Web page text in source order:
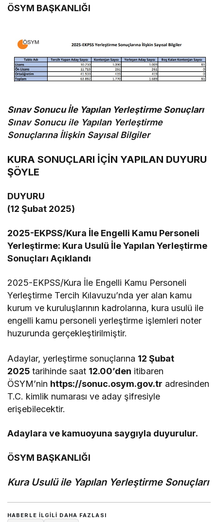
ÖSYM BAŞKANLIĞI
Sınav Sonucu İle Yapılan Yerleştirme Sonuçları
Sınav Sonucu ile Yapılan Yerleştirme
Sonuçlarına İlişkin Sayısal Bilgiler
KURA SONUÇLARI İÇİN YAPILAN DUYURU
ŞÖYLE
DUYURU
(12 Şubat 2025)
2025-EKPSS/Kura İle Engelli Kamu Personeli
Yerleştirme: Kura Usulü İle Yapılan Yerleştirme
Sonuçları Açıklandı
2025-EKPSS/Kura İle Engelli Kamu Personeli
Yerleştirme Tercih Kılavuzu’nda yer alan kamu
kurum ve kuruluşlarının kadrolarına, kura usulü ile
engelli kamu personeli yerleştirme işlemleri noter
huzurunda gerçekleştirilmiştir.
Adaylar, yerleştirme sonuçlarına 12 Şubat
2025tarihinde saat 12.00’den itibaren
ÖSYM’nin https://sonuc.osym.gov.tr adresinden
T.C. kimlik numarası ve aday şifresiyle
erişebilecektir.
Adaylara ve kamuoyuna saygıyla duyurulur.
ÖSYM BAŞKANLIĞI
Kura Usulü ile Yapılan Yerleştirme Sonuçları
HABERLE ILGILI DAHA FAZLASI